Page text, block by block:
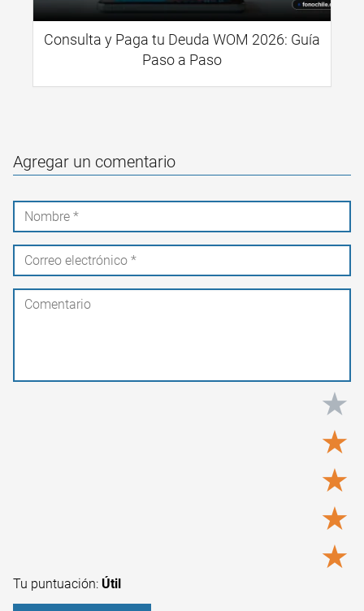
Consulta y Paga tu Deuda WOM 2026: Guía
Paso a Paso
Agregar un comentario
★
★
★
★
★
Tu puntuación: Útil